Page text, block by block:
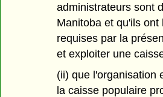
administrateurs sont
Manitoba et qu'ils ont
requises par la
et exploiter une
(ii) que l'organisation
la caisse populaire